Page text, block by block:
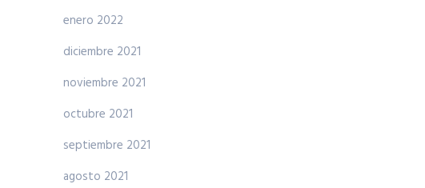
enero 2022
diciembre 2021
noviembre 2021
octubre 2021
septiembre 2021
agosto 2021